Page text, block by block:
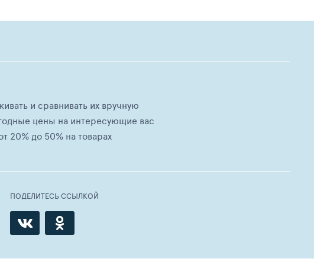
и сравнивать их вручную
цены на интересующие вас
20% до 50% на товарах
ПОДЕЛИТЕСЬ ССЫЛКОЙ